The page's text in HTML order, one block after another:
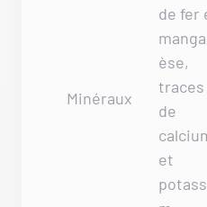
Minéraux
de fer
èse,
traces
de
et